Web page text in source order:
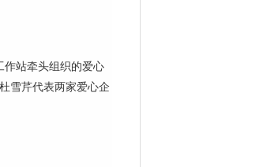
站牵头组织的爱心
雪芹代表两家爱心企